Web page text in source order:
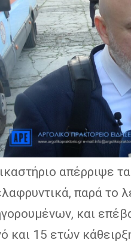
απέρριψε
παρά το
και
και 15 ετών